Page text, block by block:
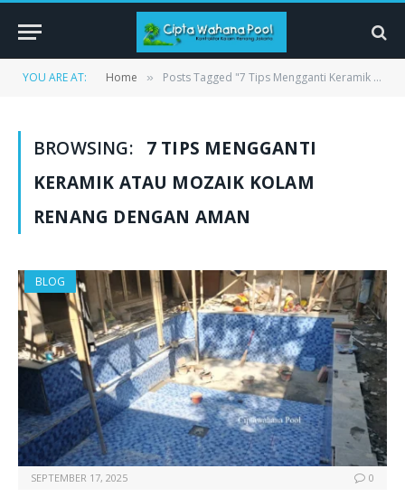
YOU ARE AT: Home » Posts Tagged "7 Tips Mengganti Keramik atau Mozaik Kolam Renang dengan Aman"
BROWSING:
7 TIPS MENGGANTI
KERAMIK ATAU MOZAIK KOLAM
RENANG DENGAN AMAN
BLOG
SEPTEMBER 17, 2025 0